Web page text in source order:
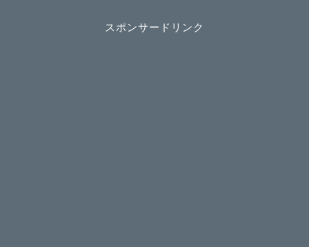
スポンサードリンク